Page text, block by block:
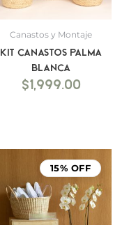
Canastos y Montaje
Kit canastos palma
blanca
$1,999.00
15% OFF